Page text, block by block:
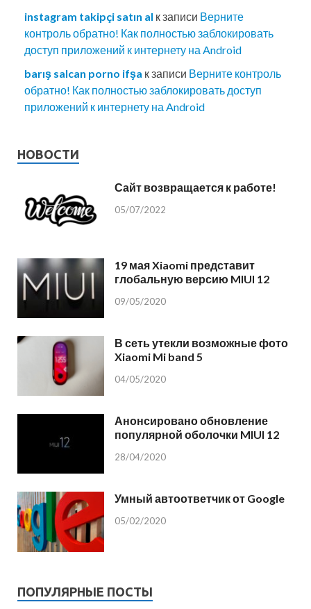
instagram takipçi satın al к записи Верните
контроль обратно! Как полностью заблокировать
доступ приложений к интернету на Android
barış salcan porno ifşa к записи Верните контроль
обратно! Как полностью заблокировать доступ
приложений к интернету на Android
НОВОСТИ
Сайт возвращается к работе!
05/07/2022
19 мая Xiaomi представит
глобальную версию MIUI 12
09/05/2020
В сеть утекли возможные фото
Xiaomi Mi band 5
04/05/2020
Анонсировано обновление
популярной оболочки MIUI 12
28/04/2020
Умный автоответчик от Google
05/02/2020
ПОПУЛЯРНЫЕ ПОСТЫ